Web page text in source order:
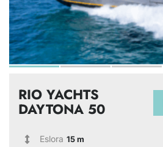
RIO YACHTS
DAYTONA 50
Eslora 15 m